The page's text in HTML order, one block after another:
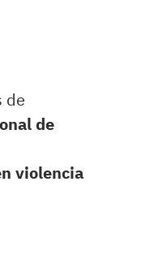
de
de
violencia